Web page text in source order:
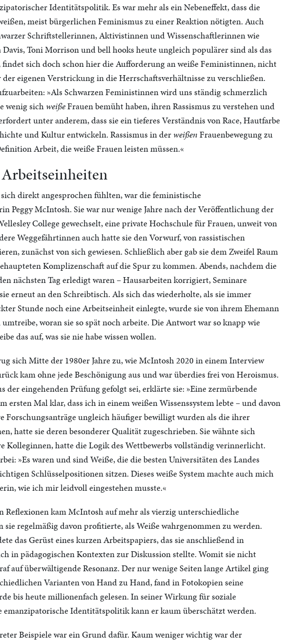
Identitätspolitik. Es war mehr als ein Nebeneffekt, dass die
meist bürgerlichen Feminismus zu einer Reaktion nötigten. Auch
Schriftstellerinnen, Aktivistinnen und Wissenschaftlerinnen wie
Toni Morrison und bell hooks heute ungleich populärer sind als das
sich doch schon hier die Aufforderung an weiße Feministinnen, nicht
eigenen Verstrickung in die Herrschaftsverhältnisse zu verschließen.
»Als Schwarzen Feministinnen wird uns ständig schmerzlich
wenig sich weißeFrauen bemüht haben, ihren Rassismus zu verstehen und
unter anderem, dass sie ein tieferes Verständnis von Race, Hautfarbe
und Kultur entwickeln. Rassismus in derweißen Frauenbewegung zu
Arbeit, die weiße Frauen leisten müssen.«
direkt angesprochen fühlten, war die feministische
Peggy McIntosh. Sie war nur wenige Jahre nach der Veröffentlichung der
College gewechselt, eine private Hochschule für Frauen, unweit von
Weggefährtinnen auch hatte sie den Vorwurf, von rassistischen
zunächst von sich gewiesen. Schließlich aber gab sie dem Zweifel Raum
Komplizenschaft auf die Spur zu kommen. Abends, nachdem die
nächsten Tag erledigt waren – Hausarbeiten korrigiert, Seminare
erneut an den Schreibtisch. Als sich das wiederholte, als sie immer
Stunde noch eine Arbeitseinheit einlegte, wurde sie von ihrem Ehemann
umtreibe, woran sie so spät noch arbeite. Die Antwort war so knapp wie
das auf, was sie nie habe wissen wollen.
sich Mitte der 1980er Jahre zu, wie McIntosh 2020 in einem Interview
kam ohne jede Beschönigung aus und war überdies frei von Heroismus.
der eingehenden Prüfung gefolgt sei, erklärte sie: »Eine zermürbende
ersten Mal klar, dass ich in einem weißen Wissenssystem lebte – und davon
Forschungsanträge ungleich häufiger bewilligt wurden als die ihrer
hatte sie deren besonderer Qualität zugeschrieben. Sie wähnte sich
Kolleginnen, hatte die Logik des Wettbewerbs vollständig verinnerlicht.
»Es waren und sind Weiße, die die besten Universitäten des Landes
Schlüsselpositionen sitzen. Dieses weiße System machte auch mich
wie ich mir leidvoll eingestehen musste.«
Reflexionen kam McIntosh auf mehr als vierzig unterschiedliche
sie regelmäßig davon profitierte, als Weiße wahrgenommen zu werden.
das Gerüst eines kurzen Arbeitspapiers, das sie anschließend in
in pädagogischen Kontexten zur Diskussion stellte. Womit sie nicht
auf überwältigende Resonanz. Der nur wenige Seiten lange Artikel ging
Varianten von Hand zu Hand, fand in Fotokopien seine
bis heute millionenfach gelesen. In seiner Wirkung für soziale
emanzipatorische Identitätspolitik kann er kaum überschätzt werden.
Beispiele war ein Grund dafür. Kaum weniger wichtig war der